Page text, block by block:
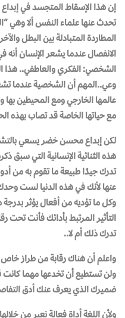
إن هذا الإسقاط المتجسد في
تحدث عنها علماء النفس ألا وهي
المطاردة المتبادلة بين البطل
الانفصال عندما يشعر الإنسان أنه
الشخصي: الفكري والعاطفي.. هذا
وعي..المهم أن الشخصية عندما
عالمها الخارجي ومع المحيطين
مع حياتها الخاصة قد تصاب بهذه
لكن إبداع محسن خضر يسعي
هذه الثنائية الإنسانية التي سبق
تدرك جيدًا طبيعة ما تقوم به من
عنها لأنك في هذه الدنيا لست
وكل ما تؤديه من أفعال يؤثر
التأثير المرتبط بأدائك فأنت تحت
تدرك ذلك أم لا..
واعلم أن هناك رقابة من طراز
ولن تستطيع أن تخدعها مهما كانت
ضميرك الذي يعرف عنك أدق
ولأن اللغة أداة فعالة نعبر من